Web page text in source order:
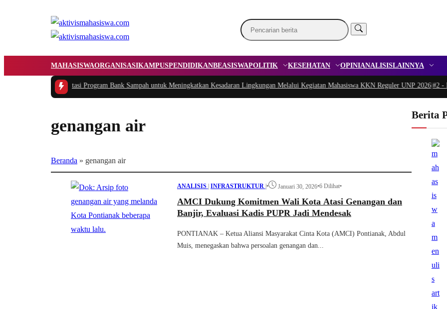
MAHASISWAORGANISASIKAMPUSPENDIDIKANBEASISWAPOLITIK KESEHATAN OPINIANALISISLAINNYA
dan Implementasi Program Bank Sampah untuk Meningkatkan Kesadaran Lingkungan Melalui Kegiatan Mahasiswa KKN Reguler UNP 2026|#2 -Peduli
genangan air
Beranda » genangan air
ANALISIS | INFRASTRUKTUR |• Januari 30, 2026•6 Dilihat•
AMCI Dukung Komitmen Wali Kota Atasi Genangan dan
Banjir, Evaluasi Kadis PUPR Jadi Mendesak
PONTIANAK – Ketua Aliansi Masyarakat Cinta Kota (AMCI) Pontianak, Abdul
Muis, menegaskan bahwa persoalan genangan dan...
Berita